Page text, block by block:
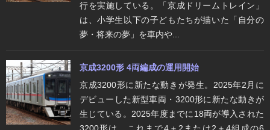
行を実施している。「京成ドリームトレイン」
は、小学生以下の子どもたちが描いた「自分の
夢・将来の夢」を車内や...
京成3200形 4両編成の運用開始
京成3200形に新たな動きが発生。2025年2月に
デビューした新型車両・3200形に新たな動きが
生じている。2025年度までに18両が導入された